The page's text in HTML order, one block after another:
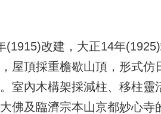
改建，大正14年
屋頂採重檐歇山頂，形式
室內木構架採減柱、移柱
佛及臨濟宗本山京都妙心寺